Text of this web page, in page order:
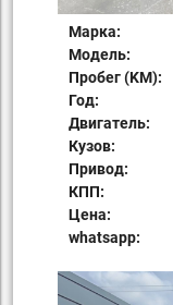
Марка:
Модель:
Пробег (KM):
Год:
Двигатель:
Кузов:
Привод:
КПП:
Цена:
whatsapp: